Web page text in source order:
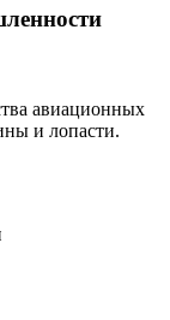
авиационных
и лопасти.